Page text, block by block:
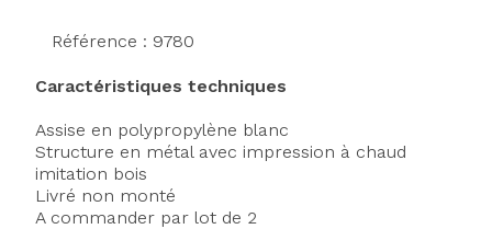
Référence : 9780
Caractéristiques techniques
Assise en polypropylène blanc
Structure en métal avec impression à chaud
imitation bois
Livré non monté
A commander par lot de 2